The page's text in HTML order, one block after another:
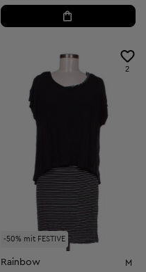
-50% mit FESTIVE
2
Rainbow M